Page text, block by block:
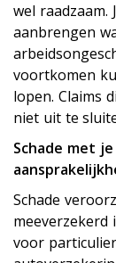
wel
aanbrengen
voortkomen
lopen. Claims
niet uit te
Schade met
Schade
meeverzekerd
voor